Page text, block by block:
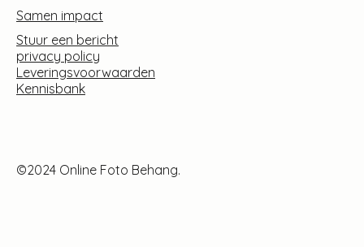
Samen impact
Stuur een bericht
privacy policy
Leveringsvoorwaarden
Kennisbank
©2024 Online Foto Behang.